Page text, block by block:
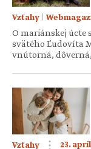
Vzťahy
O mariánskej úcte
svätého Ľudovíta
vnútorná,
k Márii hľadáme
našich životoch to
Vzťahy 23.